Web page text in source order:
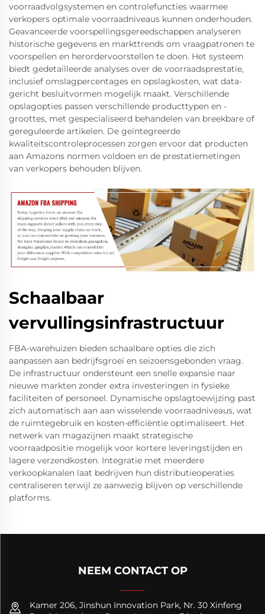
voorraadvolgsystemen en controlefuncties waarmee
verkopers optimale voorraadniveaus kunnen onderhouden.
Geavanceerde voorspellingsgereedschappen analyseren
historische gegevens en markttrends om vraagpatronen te
voorspellen en herordervoorstellen te doen. Het systeem
biedt gedetailleerde analyses over de voorraadsprestatie,
inclusief omslagpercentages en opslagkosten, wat data-
gericht besluitvormen mogelijk maakt. Verschillende
opslagopties passen verschillende producttypen en -
groottes, met gespecialiseerd behandelen van breekbare of
gereguleerde artikelen. De geïntegreerde
kwaliteitscontroleprocessen zorgen ervoor dat producten
aan Amazons normen voldoen en de prestatiemetingen
van verkopers behouden blijven.
Schaalbaar
vervullingsinfrastructuur
FBA-warehuizen bieden schaalbare opties die zich
aanpassen aan bedrijfsgroei en seizoensgebonden vraag.
De infrastructuur ondersteunt een snelle expansie naar
nieuwe markten zonder extra investeringen in fysieke
faciliteiten of personeel. Dynamische opslagtoewijzing past
zich automatisch aan aan wisselende voorraadniveaus, wat
de ruimtegebruik en kosten-efficiëntie optimaliseert. Het
netwerk van magazijnen maakt strategische
voorraadpositie mogelijk voor kortere leveringstijden en
lagere verzendkosten. Integratie met meerdere
verkoopkanalen laat bedrijven hun distributieoperaties
centraliseren terwijl ze aanwezig blijven op verschillende
platforms.
NEEM CONTACT OP
Kamer 206, Jinshun Innovation Park, Nr. 30 Xinfeng